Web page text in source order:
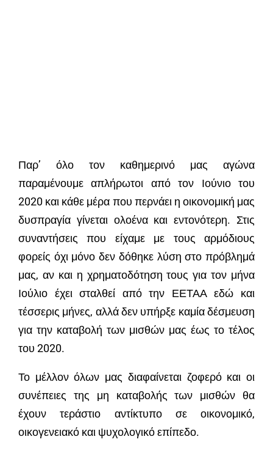
Παρ’ όλο τον καθημερινό μας αγώνα
παραμένουμε απλήρωτοι από τον Ιούνιο του
2020 και κάθε μέρα που περνάει η οικονομική μας
δυσπραγία γίνεται ολοένα και εντονότερη. Στις
συναντήσεις που είχαμε με τους αρμόδιους
φορείς όχι μόνο δεν δόθηκε λύση στο πρόβλημά
μας, αν και η χρηματοδότηση τους για τον μήνα
Ιούλιο έχει σταλθεί από την ΕΕΤΑΑ εδώ και
τέσσερις μήνες, αλλά δεν υπήρξε καμία δέσμευση
για την καταβολή των μισθών μας έως το τέλος
του 2020.
Το μέλλον όλων μας διαφαίνεται ζοφερό και οι
συνέπειες της μη καταβολής των μισθών θα
έχουν τεράστιο αντίκτυπο σε οικονομικό,
οικογενειακό και ψυχολογικό επίπεδο.